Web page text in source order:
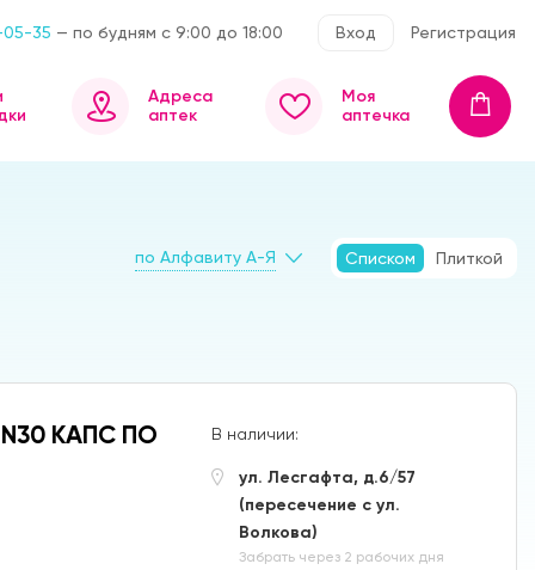
05-35 — по будням с 9:00 до 18:00 Вход Регистрация
Адреса
аптек
Моя
аптечка
по Алфавиту А-Я Списком Плиткой
N30 КАПС ПО
В наличии:
ул. Лесгафта, д.6/57
(пересечение с ул.
Волкова)
Забрать через 2 рабочих дня